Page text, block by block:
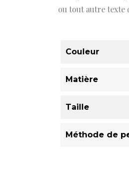
ou tout autre texte
Couleur
Matière
Taille
Méthode de